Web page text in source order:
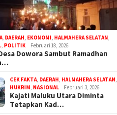
, DAERAH, EKONOMI, HALMAHERA SELATAN,
, POLITIK Februari 18, 2026
Dowora Sambut Ramadhan
CEK FAKTA, DAERAH, HALMAHERA SELATAN,
HUKRIM, NASIONAL Februari 3, 2026
Kajati Maluku Utara Diminta
Tetapkan Kad…